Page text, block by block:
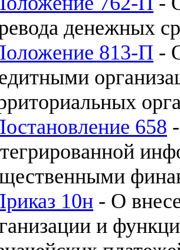
денежных
813-П -
658
10н - О
и